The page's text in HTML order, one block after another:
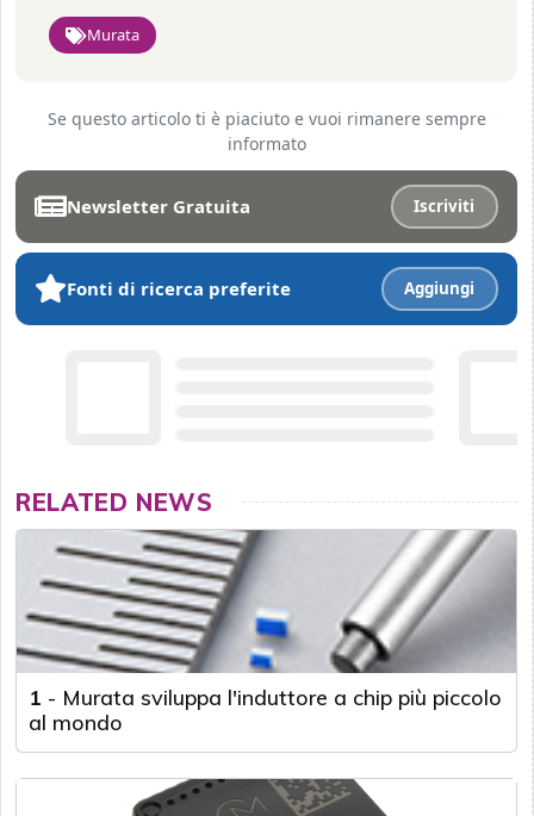
Murata
Se questo articolo ti è piaciuto e vuoi rimanere sempre
informato
Newsletter Gratuita Iscriviti
Fonti di ricerca preferite Aggiungi
RELATED NEWS
1 - Murata sviluppa l'induttore a chip più piccolo
al mondo